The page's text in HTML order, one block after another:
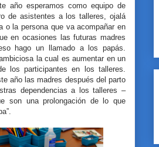
año esperamos como equipo de
de asistentes a los talleres, ojalá
o la persona que va acompañar en
en ocasiones las futuras madres
hago un llamado a los papás.
la cual es aumentar en un
los participantes en los talleres.
año las madres después del parto
dependencias a los talleres –
son una prolongación de lo que